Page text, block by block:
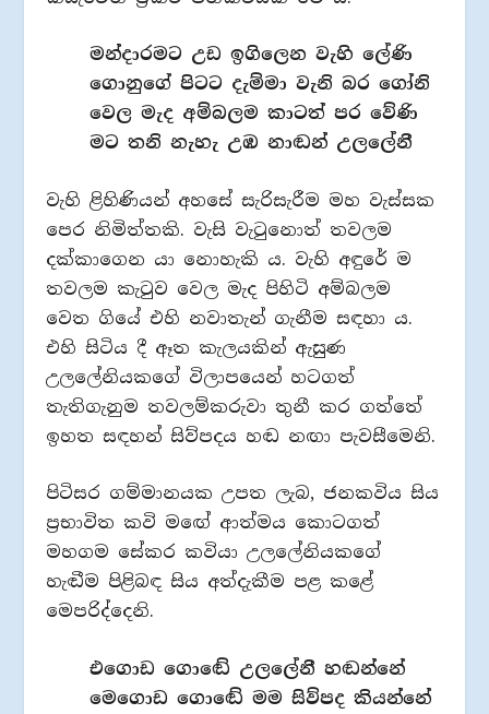
මන්දාරමට උඩ ඉගිලෙන වැහි ලේණි
ගොනුගේ පිටට දැම්මා වැනි බර ගෝනි
වෙල මැද අම්බලම කාටත් පර වේණි
මට තනි නැහැ උඹ නාඬන් උලලේනී
වැහි ළිහිණියන් අහසේ සැරිසැරීම මහ වැස්සක
පෙර නිමිත්තකි. වැසි වැටුනොත් තවලම
දක්කාගෙන යා නොහැකි ය. වැහි අඳුරේ ම
තවලම කැටුව වෙල මැද පිහිටි අම්බලම
වෙත ගියේ එහි නවාතැන් ගැනීම සඳහා ය.
එහි සිටිය දී ඈත කැලයකින් ඇසුණ
උලලේනියකගේ විලාපයෙන් හටගත්
තැතිගැනුම තවලම්කරුවා තුනී කර ගත්තේ
ඉහත සඳහන් සිව්පදය හඬ නඟා පැවසීමෙනි.
පිටිසර ගම්මානයක උපත ලැබ, ජනකවිය සිය
ප්‍රභාවිත කවි මඟේ ආත්මය කොටගත්
මහගම සේකර කවියා උලලේනියකගේ
හැඬීම පිළිබඳ සිය අත්දැකීම පළ කළේ
මෙපරිද්දෙනි.
එගොඩ ගොඬේ උලලේනී හඬන්නේ
මෙගොඩ ගොඬේ මම සිව්පද කියන්නේ